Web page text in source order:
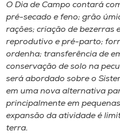
O Dia de Campo contará
pré-secado e feno; grão
rações; criação de bezerras
reprodutivo e pré-parto;
ordenha; transferência de
conservação de solo na
será abordado sobre o
em uma nova alternativa
principalmente em
expansão da atividade é
terra.